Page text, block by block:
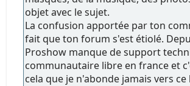
objet avec le sujet.
La confusion apportée par ton
fait que ton forum s'est étiolé.
Proshow manque de support
communautaire libre en france et
cela que je n'abonde jamais vers ce